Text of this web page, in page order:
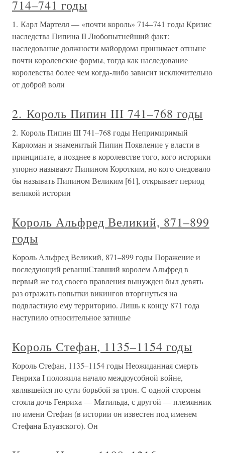
714–741 годы
1. Карл Мартелл — «почти король» 714–741 годы Кризис
наследства Пипина II Любопытнейший факт:
наследование должности майордома принимает отныне
почти королевские формы, тогда как наследование
королевства более чем когда-либо зависит исключительно
от доброй воли
2. Король Пипин III 741–768 годы
2. Король Пипин III 741–768 годы Непримиримый
Карломан и знаменитый Пипин Появление у власти в
принципате, а позднее в королевстве того, кого историки
упорно называют Пипином Коротким, но кого следовало
бы называть Пипином Великим [61], открывает период
великой истории
Король Альфред Великий, 871–899
годы
Король Альфред Великий, 871–899 годы Поражение и
последующий реваншСтавший королем Альфред в
первый же год своего правления вынужден был девять
раз отражать попытки викингов вторгнуться на
подвластную ему территорию. Лишь к концу 871 года
наступило относительное затишье
Король Стефан, 1135–1154 годы
Король Стефан, 1135–1154 годы Неожиданная смерть
Генриха I положила начало междоусобной войне,
являвшейся по сути борьбой за трон. С одной стороны
стояла дочь Генриха — Матильда, с другой — племянник
по имени Стефан (в истории он известен под именем
Стефана Блуазского). Он